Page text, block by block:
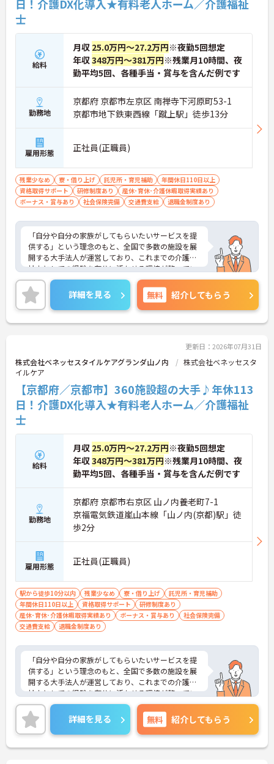
をつけて活躍できます
います】
・医療費・市販薬の補助や各種お祝い金などを提供
する共済会制度があり、職員の健康と生活を多角的
にサポートする体制があります
・未就学児お一人につき月額1万円の保育手当や、
家庭との両立を支える環境です
です】
・新人指導や地域包括支援センターとの連携など、
スーパーバイザーとしての役割を通じてケアマネジ
メントの質向上に深く貢献できます
・65歳定年制に加え、75歳までの再雇用制度が設け
られており、培った経験を活かして将来にわたり長
く働き続けられます
日！介護DX化導入★有料老人ホーム／介護福祉
士
給料
月収 25.0万円～27.2万円※夜勤5回想定
年収348万円～381万円※残業月10時間、夜
勤平均5回、各種手当・賞与を含んだ例です
勤務地
京都府 京都市左京区 南禅寺下河原町53-1
京都市地下鉄東西線「蹴上駅」徒歩13分
雇用形態 正社員(正職員)
残業少なめ 寮・借り上げ 託児所・育児補助
年間休日110日以上
資格取得サポート
研修制度あり
産休･育休･介護休暇取得実績あり
ボーナス・賞与あり
社会保険完備 交通費支給 退職金制度あり
「自分や自分の家族がしてもらいたいサービスを提
供する」という理念のもと、全国で多数の施設を展
開する大手法人が運営しており、これまでの介護福
祉士としての経験を存分に活かせる環境が整ってい
ます。最大の魅力は、専門性を正当に評価する独自
の社内資格「マジ神制度」。認知症ケア等の分野で
認定されると最大月4万円の手当が加算され、確実
な収入アップが可能です。また、スマホでの記録入
力や睡眠センサー等のDX化により、夜間業務などの
象となる年間3万円の医療費補助など大手ならでは
の圧倒的な福利厚生のもと、ケアマネジャーへのス
テップアップ等、介護のプロとして長期的なキャリ
アを築けます。
★おすすめPOINT★
【これまでの経験・専門性が正当に評価される環境
・独自の社内資格「マジ神制度」があり、認定され
ると1資格につき月1万円（最大4万円）の手当が加
算されます。
・ケアマネジャーの受験料や対策講座、更新費用ま
で全額補助されるため、次のステップアップを自己
負担なく目指せます。
【最先端のDX導入で、身体的・精神的な負担を軽
減】
・スマホ記録や睡眠センサーを活用したデータに基
づくケアにより、夜間巡視や申し送りなどの業務負
担を大きく軽減しています。
・業務の効率化により月の平均残業時間は10時間程
向き合えます。
【ご家族も安心できる、圧倒的な福利厚生が整って
います】
・ご家族分も含めて年間3万円までの医療費補助
る独自の福利厚生が利用できます。
・小学校3年生までの時短・夜勤免除制度があり、
男性の育休取得実績も豊富なため、ライフステージ
が変化しても安心です。
【プライベートとの両立がしやすい環境です】
・有給取得促進手当の支給や、5連休以上の長期休
暇を取得できる仕組みがあり、しっかりと心身をリ
・中途入社比率が6割を超えており、風通しが良
詳細を見る 無料 紹介してもらう
更新日：2026年07月31日
株式会社ベネッセスタイルケアグランダ山ノ内
株式会社ベネッセスタ
イルケア
【京都府／京都市】360施設超の大手♪年休113
日！介護DX化導入★有料老人ホーム／介護福祉
士
給料
月収 25.0万円～27.2万円※夜勤5回想定
年収348万円～381万円※残業月10時間、夜
勤平均5回、各種手当・賞与を含んだ例です
勤務地
京都府 京都市右京区 山ノ内養老町7-1
京福電気鉄道嵐山本線「山ノ内(京都)駅」徒
歩2分
雇用形態 正社員(正職員)
駅から徒歩10分以内 残業少なめ 寮・借り上げ
託児所・育児補助
年間休日110日以上
資格取得サポート
研修制度あり
産休･育休･介護休暇取得実績あり
ボーナス・賞与あり
社会保険完備
交通費支給
退職金制度あり
「自分や自分の家族がしてもらいたいサービスを提
供する」という理念のもと、全国で多数の施設を展
開する大手法人が運営しており、これまでの介護福
祉士としての経験を存分に活かせる環境が整ってい
ます。最大の魅力は、専門性を正当に評価する独自
の社内資格「マジ神制度」。認知症ケア等の分野で
認定されると最大月4万円の手当が加算され、確実
な収入アップが可能です。また、スマホでの記録入
力や睡眠センサー等のDX化により、夜間業務などの
詳細を見る 無料 紹介してもらう